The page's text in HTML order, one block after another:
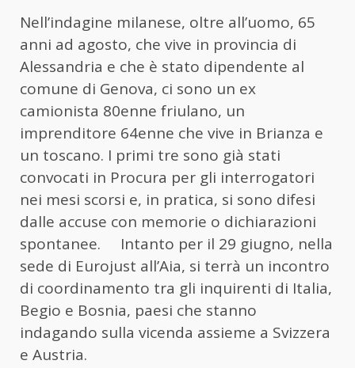
Nell’indagine milanese, oltre all’uomo, 65
anni ad agosto, che vive in provincia di
Alessandria e che è stato dipendente al
comune di Genova, ci sono un ex
camionista 80enne friulano, un
imprenditore 64enne che vive in Brianza e
un toscano. I primi tre sono già stati
convocati in Procura per gli interrogatori
nei mesi scorsi e, in pratica, si sono difesi
dalle accuse con memorie o dichiarazioni
spontanee. Intanto per il 29 giugno, nella
sede di Eurojust all’Aia, si terrà un incontro
di coordinamento tra gli inquirenti di Italia,
Begio e Bosnia, paesi che stanno
indagando sulla vicenda assieme a Svizzera
e Austria.